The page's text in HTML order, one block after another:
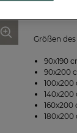
Flanell aus
Größen
90x190
90x200
100x200
140x200
160x200
180x200